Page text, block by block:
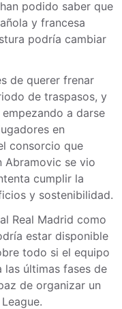
podido saber que
y francesa
podría cambiar
de querer frenar
de traspasos, y
a darse
en
consorcio que
Abramovic se vio
cumplir la
y sostenibilidad.
Real Madrid como
estar disponible
todo si el equipo
las últimas fases de
de organizar un